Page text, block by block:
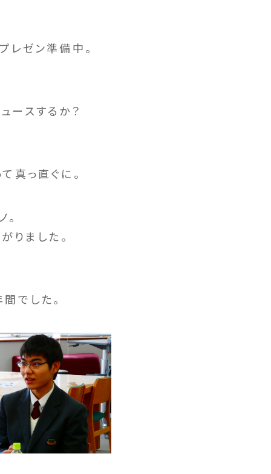
レゼン準備中。
スするか？
真っ直ぐに。
りました。
でした。